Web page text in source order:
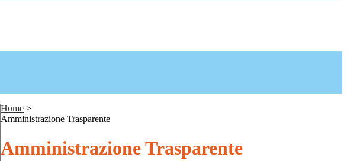
Home >
Amministrazione Trasparente
Amministrazione Trasparente